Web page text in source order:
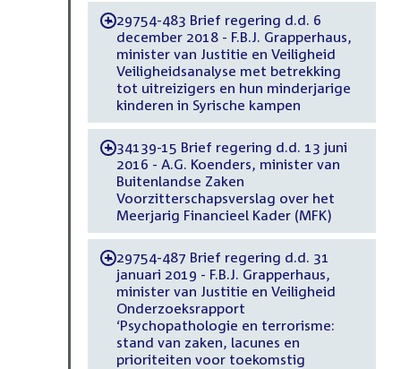
-29754-483 Brief regering d.d. 6
december 2018 - F.B.J. Grapperhaus,
minister van Justitie en Veiligheid
Veiligheidsanalyse met betrekking
tot uitreizigers en hun minderjarige
kinderen in Syrische kampen
-34139-15 Brief regering d.d. 13 juni
2016 - A.G. Koenders, minister van
Buitenlandse Zaken
Voorzitterschapsverslag over het
Meerjarig Financieel Kader (MFK)
-29754-487 Brief regering d.d. 31
januari 2019 - F.B.J. Grapperhaus,
minister van Justitie en Veiligheid
Onderzoeksrapport
‘Psychopathologie en terrorisme:
stand van zaken, lacunes en
prioriteiten voor toekomstig